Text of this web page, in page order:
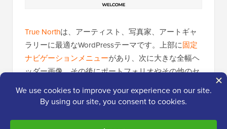
True Northは、アーティスト、写真家、アートギャ
ラリーに最適なWordPressテーマです。上部に固定
ナビゲーションメニューがあり、次に大きな全幅ヘ
ッダー画像、その後にポートフォリオやその他のセ
フィルター可能なポートフォリオ、グリッド、スラ
イドショー、カラムリストなど、複数のレイアウト